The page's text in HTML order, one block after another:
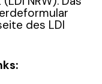
des LDI